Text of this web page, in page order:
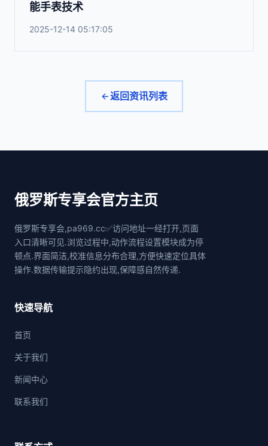
能手表技术
2025-12-14 05:17:05
返回资讯列表
俄罗斯专享会官方主页
俄罗斯专享会,pa969.cc✅访问地址一经打开,页面
入口清晰可见.浏览过程中,动作流程设置模块成为停
顿点.界面简洁,校准信息分布合理,方便快速定位具体
操作.数据传输提示隐约出现,保障感自然传递.
快速导航
首页
关于我们
新闻中心
联系我们